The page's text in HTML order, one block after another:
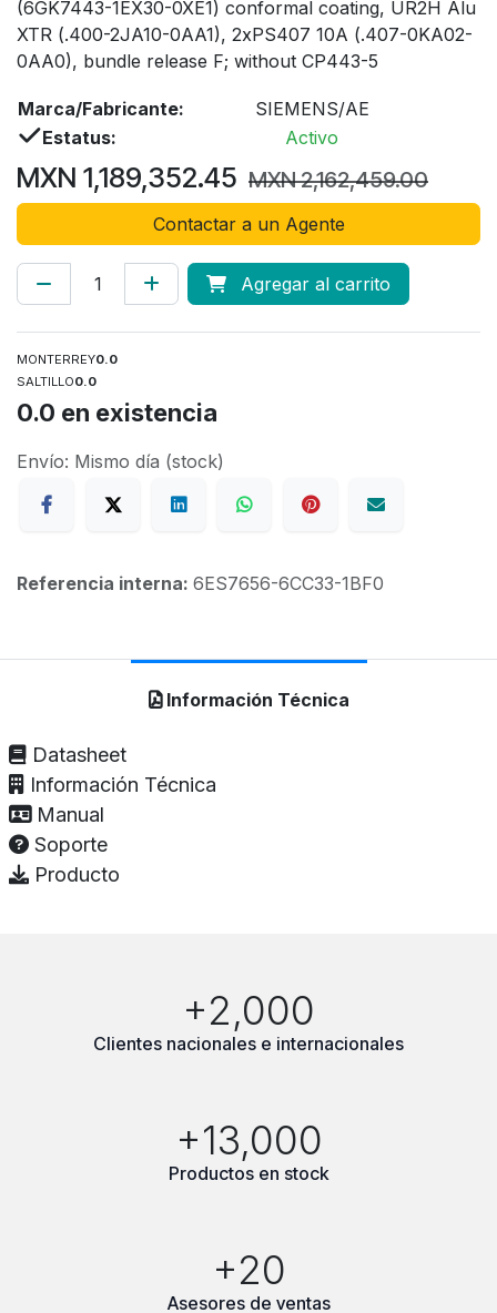
(6GK7443-1EX30-0XE1) conformal coating, UR2H Alu
XTR (.400-2JA10-0AA1), 2xPS407 10A (.407-0KA02-
0AA0), bundle release F; without CP443-5
Marca/Fabricante:
SIEMENS/AE
Estatus:
Activo
MXN 1,189,352.45 MXN2,162,459.00
Contactar a un Agente
Agregar al carrito
MONTERREY0.0
SALTILLO0.0
0.0 en existencia
Envío: Mismo día (stock)
Referencia interna: 6ES7656-6CC33-1BF0
Información Técnica
Datasheet
Información Técnica
Manual
Soporte
Producto
+2,000
Clientes nacionales e internacionales
+13,000
Productos en stock
+20
Asesores de ventas